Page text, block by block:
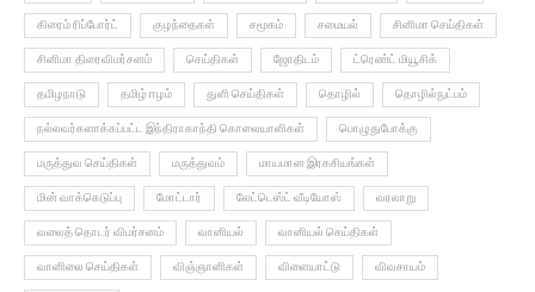
கிரைம் ரிப்போர்ட் குழந்தைகள் சமூகம் சமையல் சினிமா செய்திகள்
சினிமா திரைவிமர்சனம் செய்திகள் ஜோதிடம் ட்ரெண்ட் மியூசிக்
தமிழநாடு தமிழ் ஈழம் துளி செய்திகள் தொழில் தொழில்நுட்பம்
நல்லவர்களாக்கப்பட்ட இந்திராகாந்தி கொலையாளிகள் பொழுதுபோக்கு
மருத்துவ செய்திகள் மருத்துவம் மாயமான இரகசியங்கள்
மின் வாக்கெடுப்பு மோட்டார் லேட்டெஸ்ட் வீடியோஸ் வரலாறு
வலைத் தொடர் விமர்சனம் வானியல் வானியல் செய்திகள்
வானிலை செய்திகள் விஞ்ஞானிகள் விளையாட்டு விவசாயம்